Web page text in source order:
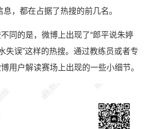
息，都在占据了热搜的前几名。
同的是，微博上出现了“郎平说朱婷
失误”这样的热搜。通过教练员或者专
用户解读赛场上出现的一些小细节。